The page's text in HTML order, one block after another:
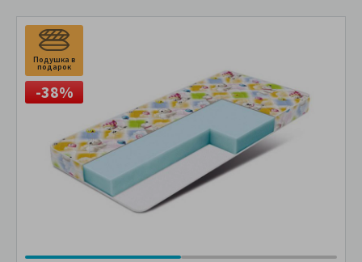
Подушка в
подарок
-38%